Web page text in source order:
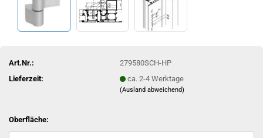
Art.Nr.:
279580SCH-HP
Lieferzeit:
ca. 2-4 Werktage
(Ausland abweichend)
Oberfläche: